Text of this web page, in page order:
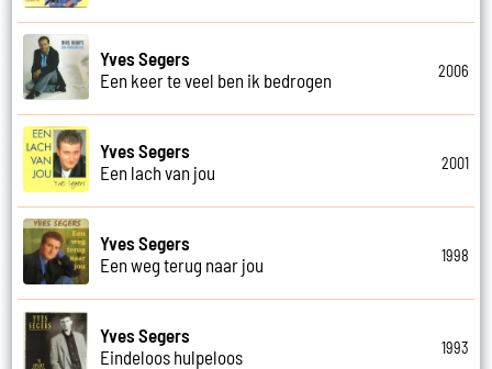
Yves Segers
Een keer te veel ben ik bedrogen
2006
Yves Segers
Een lach van jou
2001
Yves Segers
Een weg terug naar jou
1998
Yves Segers
Eindeloos hulpeloos
1993